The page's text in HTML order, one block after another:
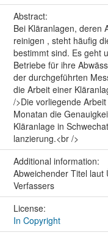
Abstract:
Bei Kläranlagen, deren
reinigen , steht häufig
bestimmt sind. Es geht
Betriebe für ihre
der durchgeführten
die Arbeit einer
/>Die vorliegende
Monatan die
Kläranlage in
lanzierung.<br />
Additional information:
Abweichender Titel laut
Verfassers
License:
In Copyright